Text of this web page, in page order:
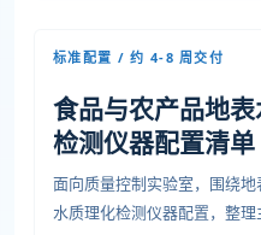
标准配置 / 约 4-8 周交付
食品与农产品地
检测仪器配置清单
面向质量控制实验室，围绕
水质理化检测仪器配置，整